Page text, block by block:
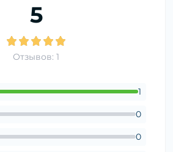
5
Отзывов: 1
1
0
0